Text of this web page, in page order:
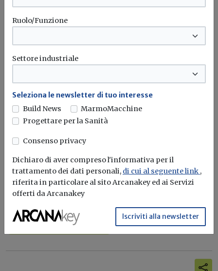
25° Concorrimi: concorso
internazionale di idee per la sede
dell’Unione Industriale Torino
Redazione Build News
L'8 settembre 2017 è il termine ultimo per la ricezione
delle proposte...
Concorrimi
Concorso di idee
Ruolo/Funzione
Settore industriale
Seleziona le newsletter di tuo interesse
Build News
MarmoMacchine
Progettare per la Sanità
Consenso privacy
Dichiaro di aver compreso l'informativa per il
trattamento dei dati personali, di cui al seguente link ,
riferita in particolare al sito Arcanakey ed ai Servizi
offerti da Arcanakey
Iscriviti alla newsletter